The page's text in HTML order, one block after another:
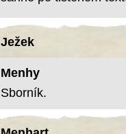
Ježek
Menhy
Sborník.